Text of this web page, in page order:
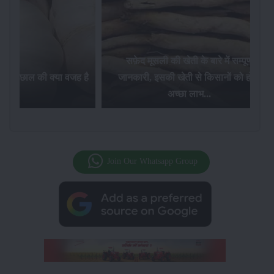
उछाल की क्या वजह है
सफ़ेद मूसली की खेती के बारे में सम्पूर्ण
जानकारी, इसकी खेती से किसानों को होगा
अच्छा लाभ...
Join Our Whatsapp Group